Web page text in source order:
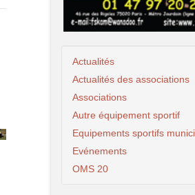
Actualités
Actualités des associations
Associations
Autre équipement sportif
Equipements sportifs
Evénements
OMS 20